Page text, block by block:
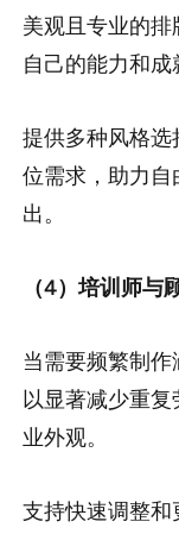
美观且专业的
自己的能力和成
提供多种风格选
位需求，助力
出。
（4）培训师与
当需要频繁制
以显著减少重
业外观。
支持快速调整